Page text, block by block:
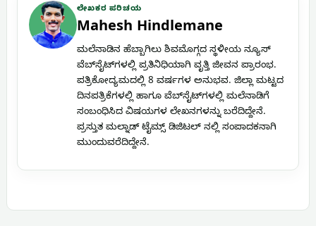
ಲೇಖಕರ ಪರಿಚಯ
Mahesh Hindlemane
ಮಲೆನಾಡಿನ ಹೆಬ್ಬಾಗಿಲು ಶಿವಮೊಗ್ಗದ ಸ್ಥಳೀಯ ನ್ಯೂಸ್
ವೆಬ್‌ಸೈಟ್‌ಗಳಲ್ಲಿ ಪ್ರತಿನಿಧಿಯಾಗಿ ವೃತ್ತಿ ಜೀವನ ಪ್ರಾರಂಭ.
ಪತ್ರಿಕೋದ್ಯಮದಲ್ಲಿ 8 ವರ್ಷಗಳ ಅನುಭವ. ಜಿಲ್ಲಾ ಮಟ್ಟದ
ದಿನಪತ್ರಿಕೆಗಳಲ್ಲಿ ಹಾಗೂ ವೆಬ್‌ಸೈಟ್‌ಗಳಲ್ಲಿ ಮಲೆನಾಡಿಗೆ
ಸಂಬಂಧಿಸಿದ ವಿಷಯಗಳ ಲೇಖನಗಳನ್ನು ಬರೆದಿದ್ದೇನೆ.
ಪ್ರಸ್ತುತ ಮಲ್ನಾಡ್ ಟೈಮ್ಸ್ ಡಿಜಿಟಲ್ ನಲ್ಲಿ ಸಂಪಾದಕನಾಗಿ
ಮುಂದುವರೆದಿದ್ದೇನೆ.